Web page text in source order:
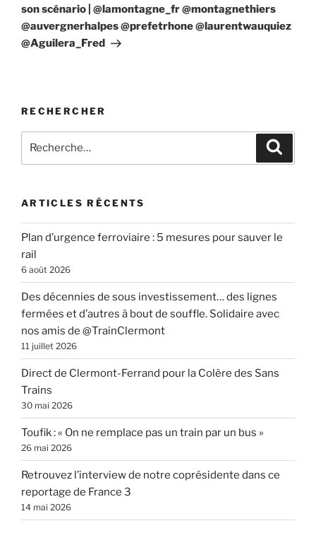
son scénario | @lamontagne_fr @montagnethiers
@auvergnerhalpes @prefetrhone @laurentwauquiez
@Aguilera_Fred
RECHERCHER
pour
ARTICLES RÉCENTS
Plan d’urgence ferroviaire : 5 mesures pour sauver le
rail
6 août 2026
Des décennies de sous investissement… des lignes
fermées et d’autres à bout de souffle. Solidaire avec
nos amis de @TrainClermont
11 juillet 2026
Direct de Clermont-Ferrand pour la Colère des Sans
Trains
30 mai 2026
Toufik : « On ne remplace pas un train par un bus »
26 mai 2026
Retrouvez l’interview de notre coprésidente dans ce
reportage de France 3
14 mai 2026